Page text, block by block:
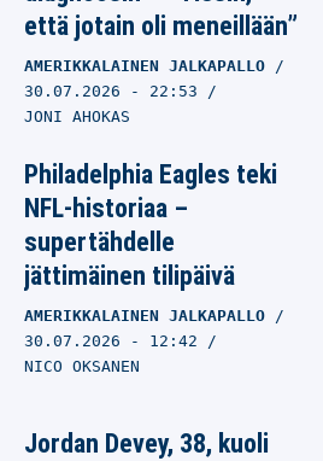
että jotain oli meneillään”
AMERIKKALAINEN JALKAPALLO
30.07.2026 - 22:53
JONI AHOKAS
Philadelphia Eagles teki
NFL-historiaa –
supertähdelle
jättimäinen tilipäivä
AMERIKKALAINEN JALKAPALLO
30.07.2026 - 12:42
NICO OKSANEN
Jordan Devey, 38, kuoli